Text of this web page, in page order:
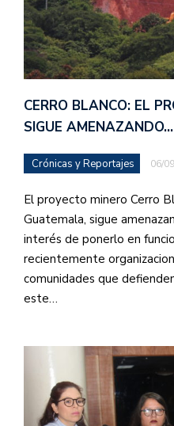
CERRO BLANCO: EL
SIGUE AMENAZANDO…
Crónicas y Reportajes 06/
El proyecto minero Cerro
Guatemala, sigue
interés de ponerlo en
recientemente
comunidades que
este…